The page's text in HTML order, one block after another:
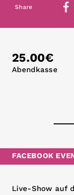
Share
25.00€
Abendkasse
FACEBOOK
Live-Show auf